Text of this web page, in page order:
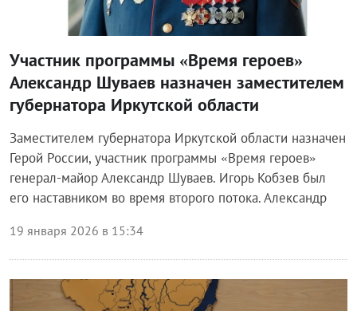
Участник программы «Время героев»
Александр Шуваев назначен заместителем
губернатора Иркутской области
Заместителем губернатора Иркутской области назначен
Герой России, участник программы «Время героев»
генерал-майор Александр Шуваев. Игорь Кобзев был
его наставником во время второго потока. Александр
19 января 2026 в 15:34